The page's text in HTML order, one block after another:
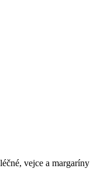
vejce a margaríny